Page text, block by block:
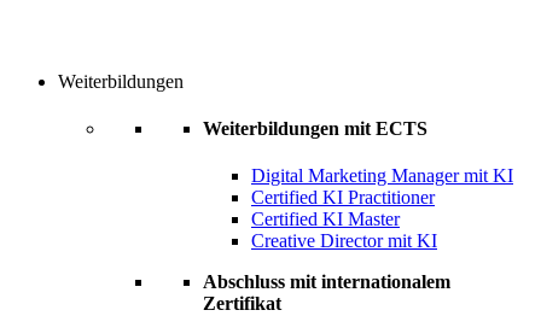
Weiterbildungen
Weiterbildungen mit ECTS
Digital Marketing Manager mit KI
Certified KI Practitioner
Certified KI Master
Creative Director mit KI
Abschluss mit internationalem
Zertifikat